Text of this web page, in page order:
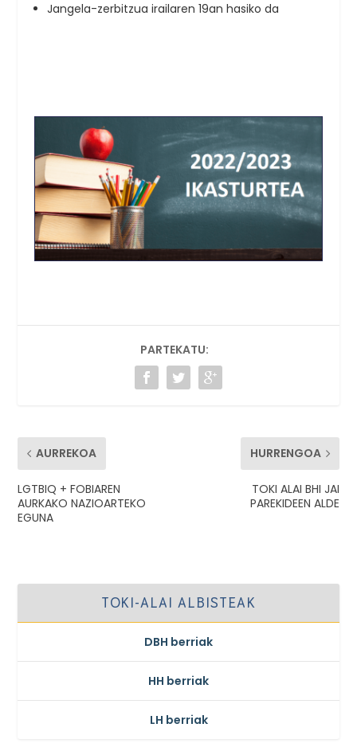
Jangela-zerbitzua irailaren 19an hasiko da
PARTEKATU:
AURREKOA
LGTBIQ + FOBIAREN
AURKAKO NAZIOARTEKO
EGUNA
HURRENGOA
TOKI ALAI BHI JAI
PAREKIDEEN ALDE
TOKI-ALAI ALBISTEAK
DBH berriak
HH berriak
LH berriak